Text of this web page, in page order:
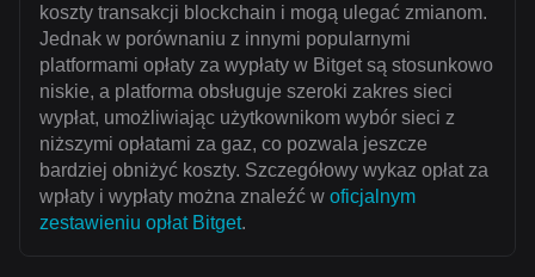
koszty transakcji blockchain i mogą ulegać zmianom.
Jednak w porównaniu z innymi popularnymi
platformami opłaty za wypłaty w Bitget są stosunkowo
niskie, a platforma obsługuje szeroki zakres sieci
wypłat, umożliwiając użytkownikom wybór sieci z
niższymi opłatami za gaz, co pozwala jeszcze
bardziej obniżyć koszty. Szczegółowy wykaz opłat za
wpłaty i wypłaty można znaleźć w oficjalnym
zestawieniu opłat Bitget.